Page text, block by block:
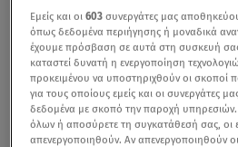
Εμείς και οι603 συνεργάτες μας
όπως δεδομένα περιήγησης ή μοναδικά
έχουμε πρόσβαση σε αυτά στη συσκευή
καταστεί δυνατή η ενεργοποίηση
προκειμένου να υποστηριχθούν οι σκοποί
για τους οποίους εμείς και οι συνεργάτες
δεδομένα με σκοπό την παροχή
όλων ή αποσύρετε τη συγκατάθεσή σας, οι
απενεργοποιηθούν. Αν απενεργοποιηθούν